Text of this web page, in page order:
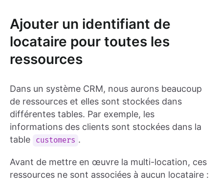
Ajouter un identifiant de
locataire pour toutes les
ressources
Dans un système CRM, nous aurons beaucoup
de ressources et elles sont stockées dans
différentes tables. Par exemple, les
informations des clients sont stockées dans la
table
customers .
Avant de mettre en œuvre la multi-location, ces
ressources ne sont associées à aucun locataire :